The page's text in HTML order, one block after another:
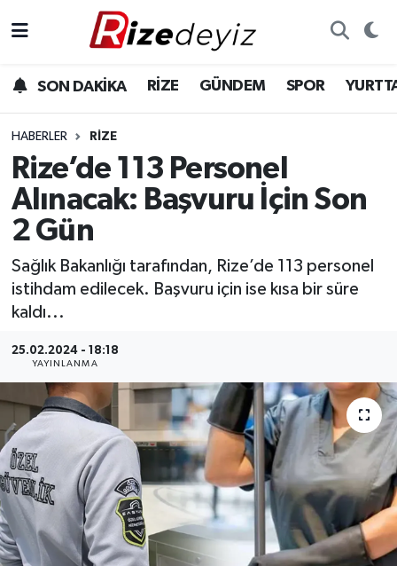
SON DAKİKA RİZE GÜNDEM SPOR
HABERLER RIZE
Rize’de 113 Personel
Alınacak: Başvuru İçin Son
2 Gün
Sağlık Bakanlığı tarafından, Rize’de 113 personel
istihdam edilecek. Başvuru için ise kısa bir süre
kaldı...
25.02.2024 - 18:18
YAYINLANMA
Gündem
Yurttan Haberler
Ekonomi
Sağlık
Rize Hava Durumu
Rize Trafik Yoğunluk Haritası
Süper Lig Puan Durumu ve Fikstür
Son Dakika Haberleri